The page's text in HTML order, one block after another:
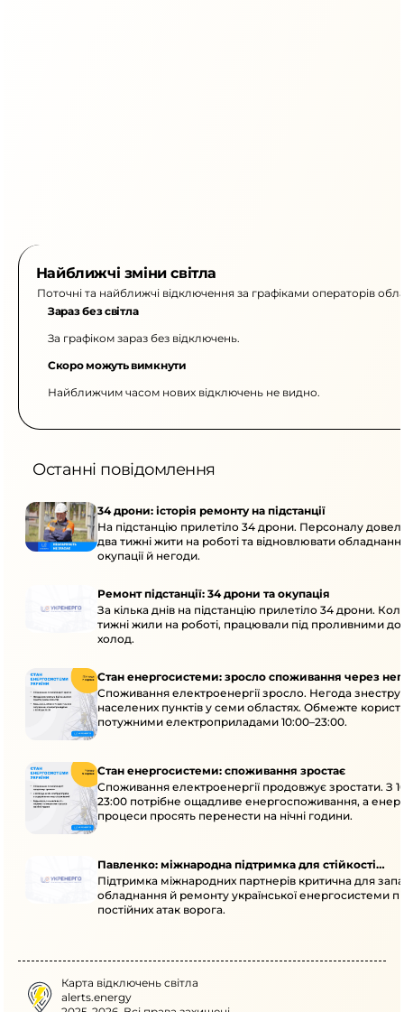
Найближчі зміни світла
Поточні та найближчі відключення за графіками операторів
Зараз без світла
За графіком зараз без відключень.
Скоро можуть вимкнути
Найближчим часом нових відключень не видно.
Останні повідомлення
34 дрони: історія ремонту на підстанції
На підстанцію прилетіло 34 дрони. Персоналу
два тижні жити на роботі та відновлювати
окупації й негоди.
Ремонт підстанції: 34 дрони та окупація
За кілька днів на підстанцію прилетіло 34 дрони.
тижні жили на роботі, працювали під проливними
холод.
Стан енергосистеми: зросло споживання через
Споживання електроенергії зросло. Негода
населених пунктів у семи областях. Обмежте
потужними електроприладами 10:00–23:00.
Стан енергосистеми: споживання зростає
Споживання електроенергії продовжує зростати. З
23:00 потрібне ощадливе енергоспоживання, а
процеси просять перенести на нічні години.
Павленко: міжнародна підтримка для стійкості
енергосистеми
Підтримка міжнародних партнерів критична для
обладнання й ремонту української енергосистеми
постійних атак ворога.
Карта відключень світла
alerts.energy